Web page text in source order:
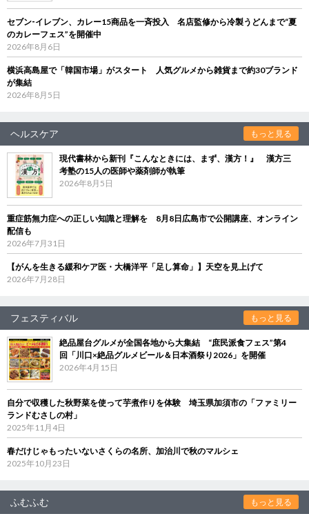
セブン‐イレブン、カレー15商品を一斉投入 名店監修から冷製うどんまで“夏
のカレーフェス”を開催中
2026年8月6日
横浜高島屋で「韓国市場」がスタート 人気グルメから雑貨まで約30ブランド
が集結
2026年8月5日
ヘルスケア もっと見る
現代書林から新刊『こんなときには、まず、漢方！』 漢方三
考塾の15人の医師や薬剤師が執筆
2026年8月5日
重症筋無力症への正しい知識と理解を 8月8日広島市で公開講座、オンライン
配信も
2026年7月31日
【がんを生きる緩和ケア医・大橋洋平「足し算命」】天空を見上げて
2026年7月28日
フェスティバル もっと見る
絶品屋台グルメが全国各地から大集結 “庶民派食フェス”第4
回「川口×絶品グルメビール＆日本酒祭り2026」を開催
2026年4月15日
自分で収穫した秋野菜を使って芋煮作りを体験 埼玉県加須市の「ファミリー
ランドむさしの村」
2025年11月4日
春だけじゃもったいないさくらの名所、加治川で秋のマルシェ
2025年10月23日
ふむふむ もっと見る